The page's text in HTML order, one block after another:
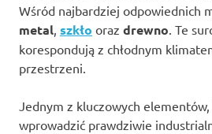
Wśród najbardziej odpowiednich
metal szkło oraz drewno . Te
korespondują z chłodnym
przestrzeni.
Jednym z kluczowych
wprowadzić prawdziwie